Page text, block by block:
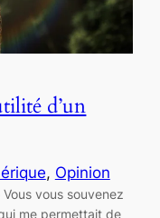
d’un
, Opinion
vous souvenez
me permettait de